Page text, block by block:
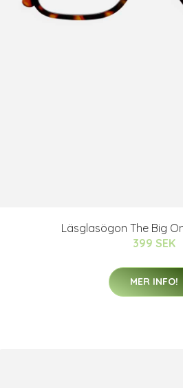
Läsglasögon The Big
399 SEK
MER INFO!